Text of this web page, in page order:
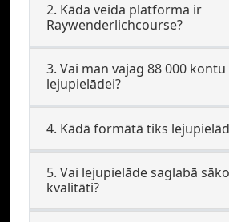
2. Kāda veida platforma ir
Raywenderlichcourse?
3. Vai man vajag 88 000 kontu
lejupielādei?
4. Kādā formātā tiks
5. Vai lejupielāde saglabā
kvalitāti?